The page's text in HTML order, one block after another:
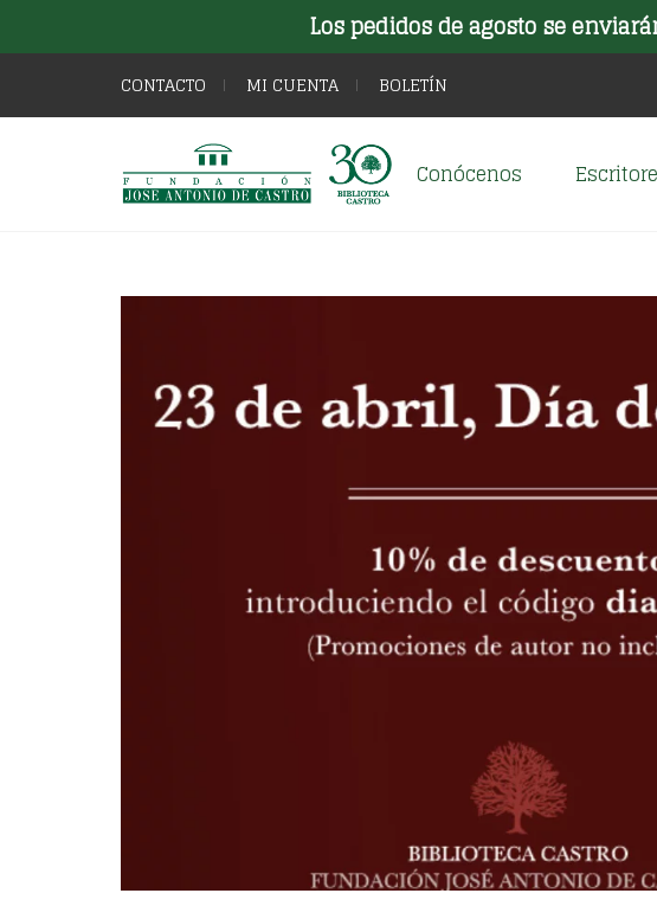
Los pedidos de agosto se
CONTACTO MI CUENTA BOLETÍN
Conócenos